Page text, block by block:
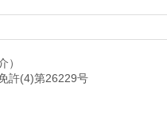
）
許(4)第26229号